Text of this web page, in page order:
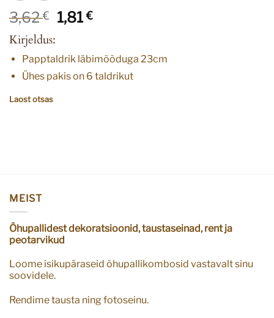
3,62€
Algne
3,62 €.
1,81€Current
1,81 €.
Kirjeldus:
Papptaldrik läbimõõduga 23cm
Ühes pakis on 6 taldrikut
Laost otsas
MEIST
Õhupallidest dekoratsioonid, taustaseinad, rent ja
peotarvikud
Loome isikupäraseid õhupallikombosid vastavalt sinu
soovidele.
Rendime tausta ning fotoseinu.